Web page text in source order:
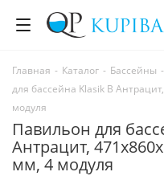
Главная - Каталог - Бассейны -
для бассейна Klasik B
модуля
Павильон для
Антрацит,
мм, 4 модуля